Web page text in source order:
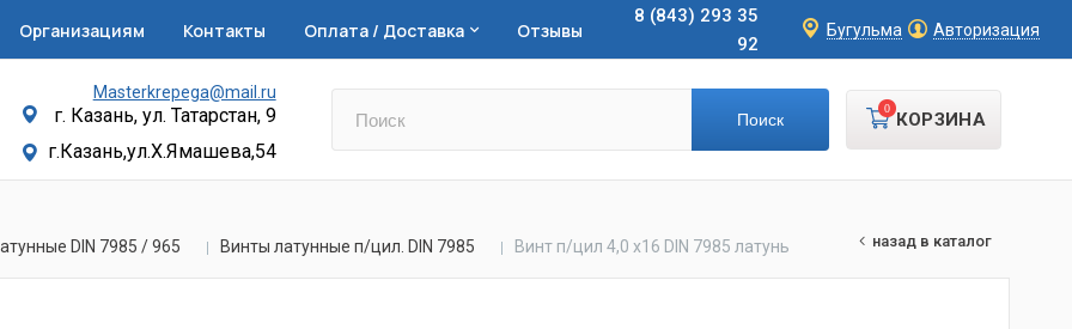
Организациям Контакты Оплата / Доставка Отзывы
8 (843) 293 35
92
Бугульма Авторизация
Masterkrepega@mail.ru
г. Казань, ул. Татарстан, 9
г.Казань,ул.Х.Ямашева,54
КОРЗИНА
0
DIN 7985 / 965 Винты латунные п/цил. DIN 7985 Винт п/цил 4,0 х16 DIN 7985 латунь назад в каталог